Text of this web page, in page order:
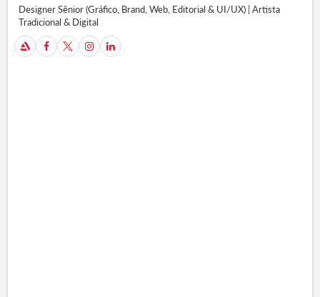
Designer Sênior (Gráfico, Brand, Web, Editorial & UI/UX) | Artista
Tradicional & Digital
A   